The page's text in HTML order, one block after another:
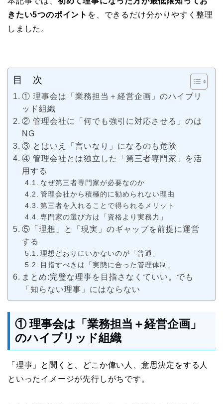
きたい5つのポイント を、できるだけ分かりやすく整理
しました。
目 次
① 理事会は「業務担当＋経営企画」のハイブリ
ッド組織
② 管理会社に「何でも強引に対応させる」のは
NG
③ とはいえ「言いなり」になるのも危険
④ 管理会社とは独立した「第三者専門家」を活
用する
なぜ第三者専門家が必要なのか
管理会社から積極的に勧められない理由
第三者を入れることで得られるメリット
専門家の選び方は「資格より実務力」
⑤「理想」と「現実」のギャップを前提に運営
する
理想どおりにいかないのが「普通」
目指すべきは「実態に合った管理体制」
まとめ:完璧な理事を目指さなくていい。でも
「知らない理事」にはならない
① 理事会は「業務担当＋経営企画」
のハイブリッド組織
「理事」と聞くと、どこか偉い人、意思決定をする人
といったイメージが先行しがちです。